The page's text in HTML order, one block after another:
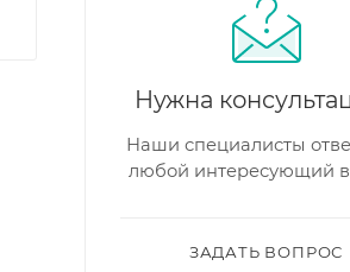
Нужна
Наши специалисты
любой интересующий
ЗАДАТЬ ВОПРОС